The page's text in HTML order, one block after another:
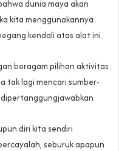
dunia maya akan
kita menggunakannya
kendali atas alat ini.
beragam pilihan aktivitas
tak lagi mencari sumber-
diri kita sendiri
seburuk apapun